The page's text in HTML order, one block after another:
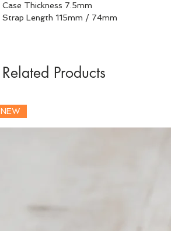
Case Thickness 7.5mm
Strap Length 115mm / 74mm
Related Products
NEW